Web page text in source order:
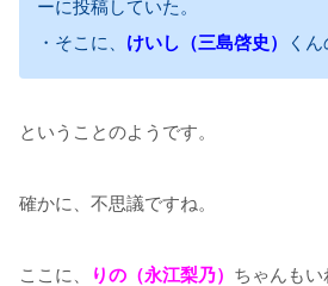
ーに投稿していた。
・そこに、 けいし（三島啓史） く
ということのようです。
確かに、不思議ですね。
ここに、 りの（永江梨乃） ちゃんも